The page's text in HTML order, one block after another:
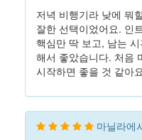
저녁 비행기라 낮에 뭐
잘한 선택이었어요. 인
핵심만 딱 보고, 남는
해서 좋았습니다. 처음
시작하면 좋을 것 같아
마닐라에